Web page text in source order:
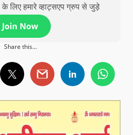
के लिए हमारे व्हाट्सएप ग्रुप से जुड़े
Join Now
Share this...